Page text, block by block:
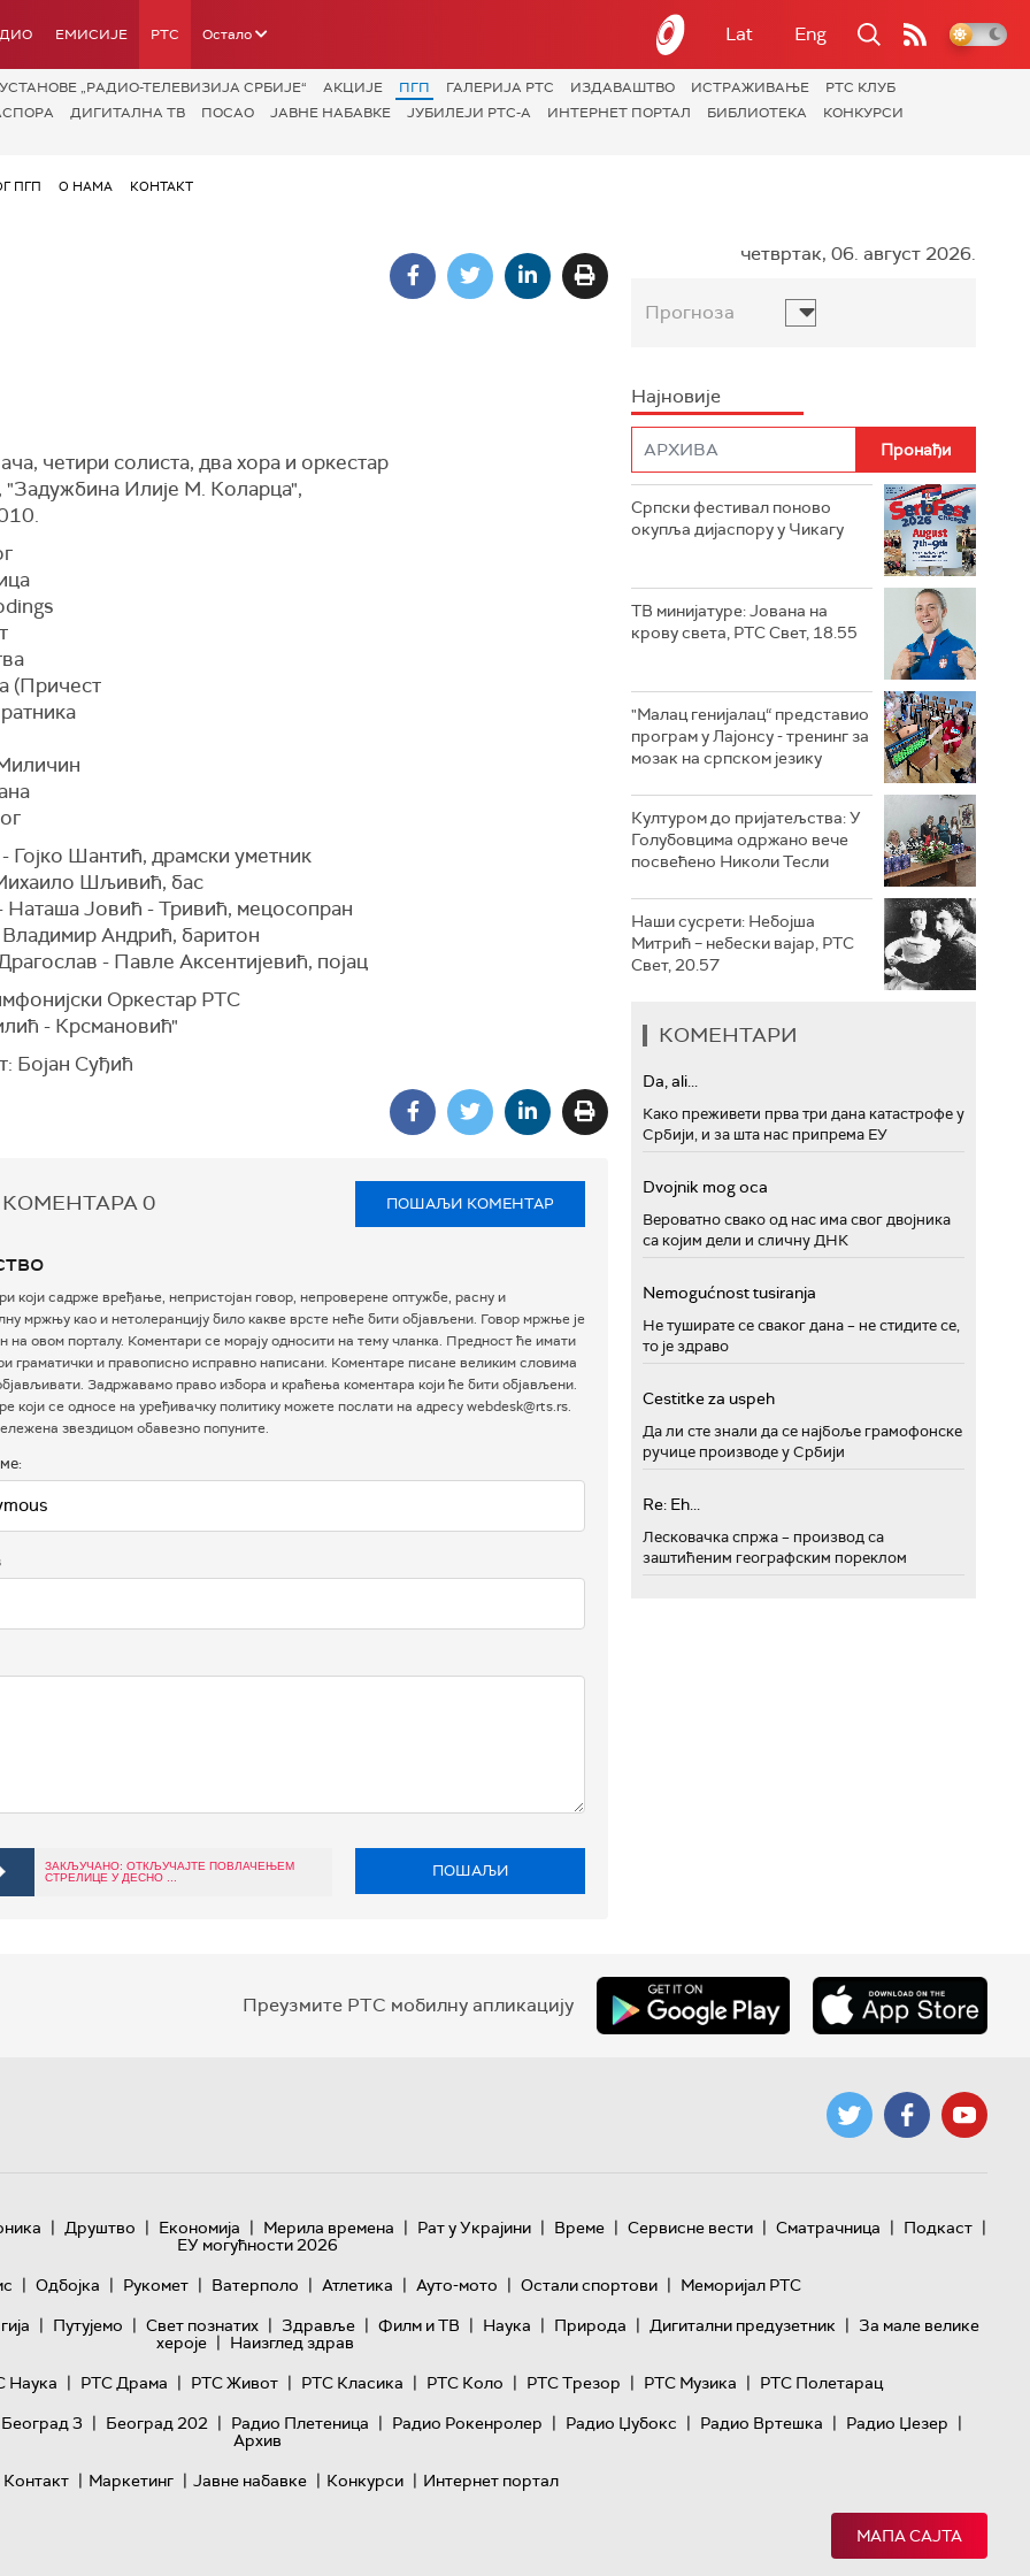
ЕМИСИЈЕ РТС Остало Lat Eng
„РАДИО-ТЕЛЕВИЗИЈА СРБИЈЕ“ АКЦИЈЕ ПГП ГАЛЕРИЈА РТС ИЗДАВАШТВО ИСТРАЖИВАЊЕ
РТС КЛУБ
ДИГИТАЛНА ТВ ПОСАО ЈАВНЕ НАБАВКЕ ЈУБИЛЕЈИ РТС-А ИНТЕРНЕТ ПОРТАЛ БИБЛИОТЕКА
КОНКУРСИ
ПГП О НАМА КОНТАКТ
четири солиста, два хора и оркестар
"Задужбина Илије М. Коларца",
(Причест
Гојко Шантић, драмски уметник
Шљивић, бас
Наташа Јовић - Тривић, мецосопран
Андрић, баритон
- Павле Аксентијевић, појац
Оркестар РТС
- Крсмановић"
Бојан Суђић
КОМЕНТАРА0 ПОШАЉИ КОМЕНТАР
који садрже вређање, непристојан говор, непроверене оптужбе, расну и
мржњу као и нетолеранцију било какве врсте неће бити објављени. Говор мржње је
на овом порталу. Коментари се морају односити на тему чланка. Предност ће имати
граматички и правописно исправно написани. Коментаре писане великим словима
Задржавамо право избора и краћења коментара који ће бити објављени.
који се односе на уређивачку политику можете послати на адресу webdesk@rts.rs.
звездицом обавезно попуните.
ЗАКЉУЧАНО: ОТКЉУЧАЈТЕ ПОВЛАЧЕЊЕМ
СТРЕЛИЦЕ У ДЕСНО ...
ПОШАЉИ
четвртак, 06. август 2026.
Прогноза
Најновије
Српски фестивал поново
окупља дијаспору у Чикагу
ТВ минијатуре: Јована на
крову света, РТС Свет, 18.55
"Малац генијалац“ представио
програм у Лајонсу - тренинг за
мозак на српском језику
Културом до пријатељства: У
Голубовцима одржано вече
посвећено Николи Тесли
Наши сусрети: Небојша
Митрић – небески вајар, РТС
Свет, 20.57
КОМЕНТАРИ
Da, ali...
Како преживети прва три дана катастрофе у
Србији, и за шта нас припрема ЕУ
Dvojnik mog oca
Вероватно свако од нас има свог двојника
са којим дели и сличну ДНК
Nemogućnost tusiranja
Не туширате се сваког дана – не стидите се,
то је здраво
Cestitke za uspeh
Да ли сте знали да се најбоље грамофонске
ручице производе у Србији
Re: Eh...
Лесковачка спржа – производ са
заштићеним географским пореклом
Преузмите РТС мобилну апликацију
| Друштво | Економија | Мерила времена | Рат у Украјини | Време | Сервисне вести | Сматрачница | Подкаст |
ЕУ могућности 2026
| Одбојка | Рукомет | Ватерполо | Атлетика | Ауто-мото | Остали спортови | Меморијал РТС
| Путујемо | Свет познатих | Здравље | Филм и ТВ | Наука | Природа | Дигитални предузетник | За мале велике
хероје | Наизглед здрав
Наука | РТС Драма | РТС Живот | РТС Класика | РТС Коло | РТС Трезор | РТС Музика | РТС Полетарац
3 | Београд 202 | Радио Плетеница | Радио Рокенролер | Радио Џубокс | Радио Вртешка | Радио Џезер |
Архив
Контакт | Маркетинг | Јавне набавке | Конкурси | Интернет портал
МАПА САЈТА